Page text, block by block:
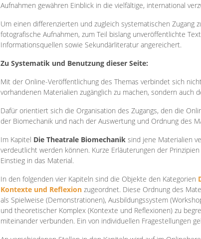
Aufnahmen gewähren Einblick in die vielfältige, international
Um einen differenzierten und zugleich systematischen Zugang
fotografische Aufnahmen, zum Teil bislang unveröffentlichte
Informationsquellen sowie Sekundärliteratur angereichert.
Zu Systematik und Benutzung dieser Seite:
Mit der Online-Veröffentlichung des Themas verbindet sich
vorhandenen Materialien zugänglich zu machen, sondern auch
Dafür orientiert sich die Organisation des Zugangs, den die
der Biomechanik und nach der Auswertung und Ordnung des
Im Kapitel Die Theatrale Biomechanik sind jene Materialien
verdeutlicht werden können. Kurze Erläuterungen der
Einstieg in das Material.
In den folgenden vier Kapiteln sind die Objekte den Kategorien
Kontexte und Reflexion zugeordnet. Diese Ordnung des
als Spielweise (Demonstrationen), Ausbildungssystem
und theoretischer Komplex (Kontexte und Reflexionen) zu
miteinander verbunden. Ein von individuellen Fragestellungen